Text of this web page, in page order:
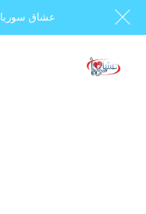
عشاق سوريا